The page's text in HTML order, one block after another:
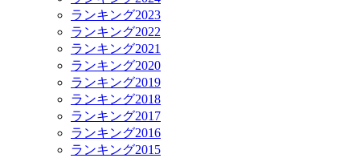
ランキング2023
ランキング2022
ランキング2021
ランキング2020
ランキング2019
ランキング2018
ランキング2017
ランキング2016
ランキング2015